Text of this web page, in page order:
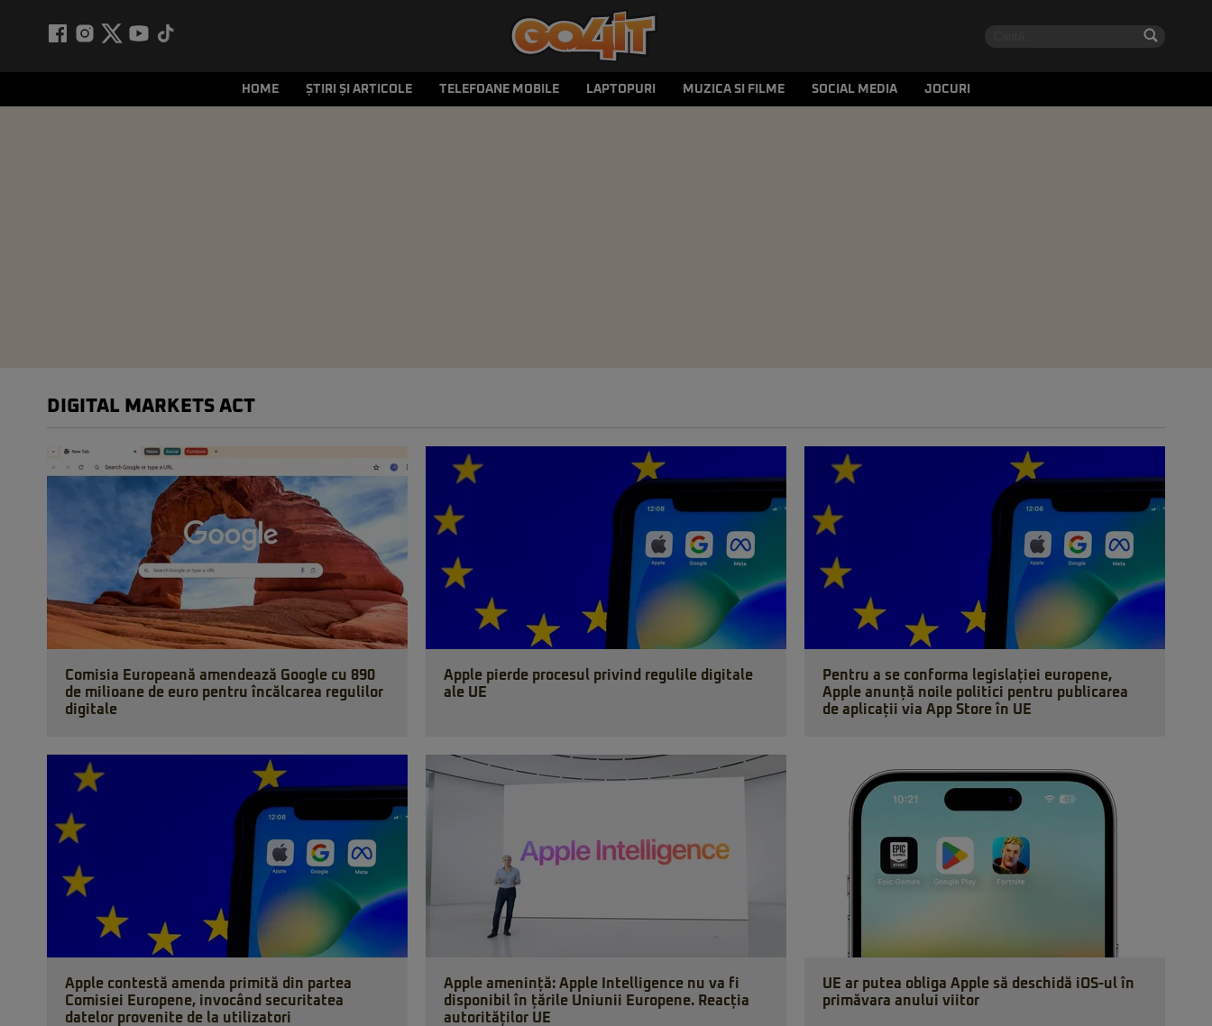
HOME ȘTIRI ȘI ARTICOLE TELEFOANE MOBILE LAPTOPURI MUZICA SI FILME SOCIAL MEDIA JOCURI
DIGITAL MARKETS ACT
Comisia Europeană amendează Google cu 890
de milioane de euro pentru încălcarea regulilor
digitale
Apple pierde procesul privind regulile digitale
ale UE
Pentru a se conforma legislației europene,
Apple anunță noile politici pentru publicarea
de aplicații via App Store în UE
Apple contestă amenda primită din partea
Comisiei Europene, invocând securitatea
datelor provenite de la utilizatori
Apple amenință: Apple Intelligence nu va fi
disponibil în țările Uniunii Europene. Reacția
autorităților UE
UE ar putea obliga Apple să deschidă iOS-ul în
primăvara anului viitor